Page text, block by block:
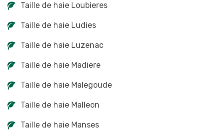
Taille de haie Loubieres
Taille de haie Ludies
Taille de haie Luzenac
Taille de haie Madiere
Taille de haie Malegoude
Taille de haie Malleon
Taille de haie Manses